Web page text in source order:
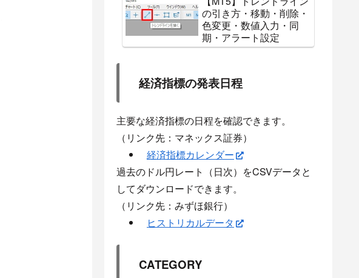
の引き方・移動・削除・
色変更・数値入力・同
期・アラート設定
経済指標の発表日程
主要な経済指標の日程を確認できます。
（リンク先：マネックス証券）
経済指標カレンダー
過去のドル円レート（日次）をCSVデータと
してダウンロードできます。
（リンク先：みずほ銀行）
ヒストリカルデータ
CATEGORY